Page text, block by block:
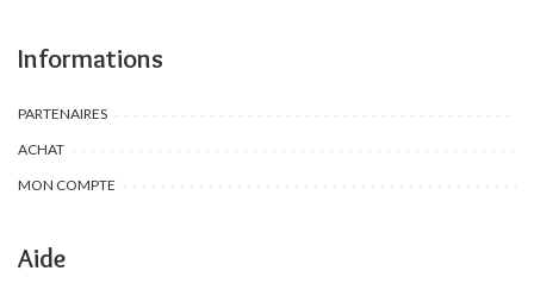
Informations
PARTENAIRES
ACHAT
MON COMPTE
Aide